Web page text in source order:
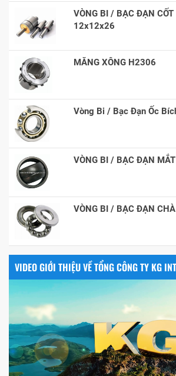
VÒNG BI / BẠC ĐẠN
12x12x26
MĂNG XÔNG H2306
Vòng Bi / Bạc Đạn Ốc
VÒNG BI / BẠC ĐẠN
VÒNG BI / BẠC ĐẠN
VIDEO GIỚI THIỆU VỀ TỔNG CÔNG TY KG